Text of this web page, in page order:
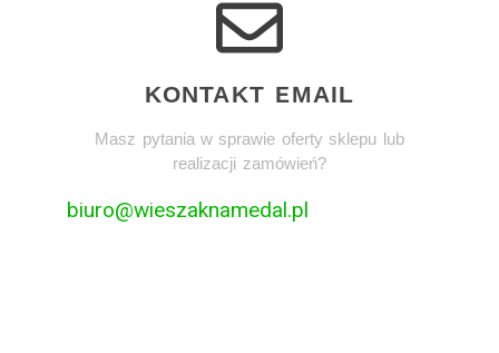
KONTAKT EMAIL
Masz pytania w sprawie oferty sklepu lub
realizacji zamówień?
biuro@wieszaknamedal.pl